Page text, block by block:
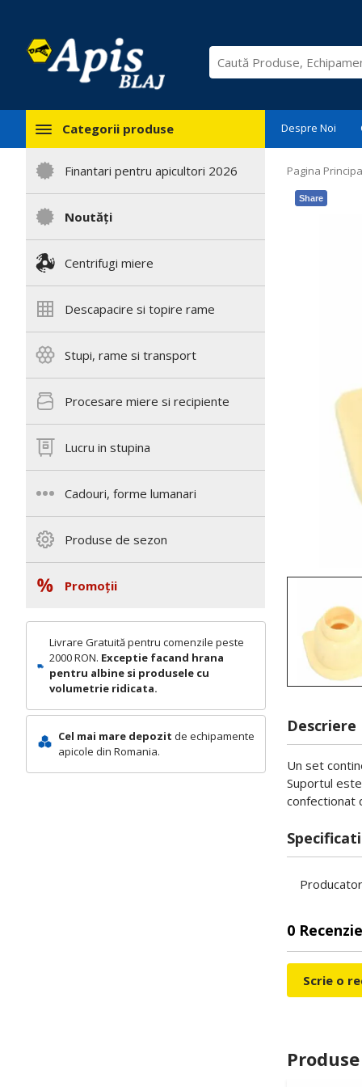
Categorii produse
Finantari pentru apicultori 2026
Noutăți
Centrifugi miere
Descapacire si topire rame
Stupi, rame si transport
Procesare miere si recipiente
Lucru in stupina
Cadouri, forme lumanari
Produse de sezon
Promoții
Despre Noi
Livrare Gratuită pentru comenzile peste
2000 RON. Exceptie facand hrana
pentru albine si produsele cu
volumetrie ridicata.
Cel mai mare depozit de echipamente
apicole din Romania.
Pagina
Share
Descriere
Un set
Suportul
confectionat
Producator
0
Scrie o